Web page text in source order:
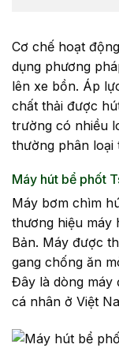
Cơ chế hoạt
dụng phương
lên xe bồn. Áp
chất thải được
trường có nhiều
thường phân loại
Máy hút bể phốt
Máy bơm chìm
thương hiệu máy
Bản. Máy được
gang chống ăn
Đây là dòng máy
cá nhân ở Việt